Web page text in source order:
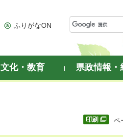
ふりがなON
文化・教育 県政情報・
ペ